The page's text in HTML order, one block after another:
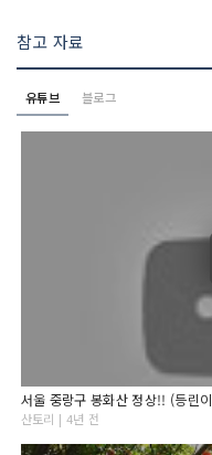
참고 자료
유튜브 블로그
서울 중랑구 봉화산 정상!! (등린
산토리 | 4년 전